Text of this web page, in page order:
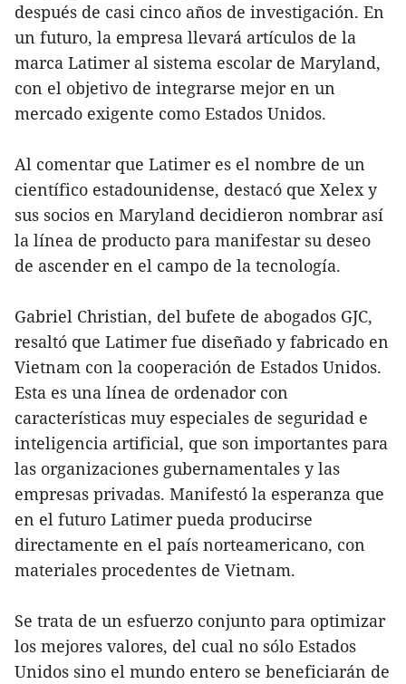
después de casi cinco años de investigación. En
un futuro, la empresa llevará artículos de la
marca Latimer al sistema escolar de Maryland,
con el objetivo de integrarse mejor en un
mercado exigente como Estados Unidos.
Al comentar que Latimer es el nombre de un
científico estadounidense, destacó que Xelex y
sus socios en Maryland decidieron nombrar así
la línea de producto para manifestar su deseo
de ascender en el campo de la tecnología.
Gabriel Christian, del bufete de abogados GJC,
resaltó que Latimer fue diseñado y fabricado en
Vietnam con la cooperación de Estados Unidos.
Esta es una línea de ordenador con
características muy especiales de seguridad e
inteligencia artificial, que son importantes para
las organizaciones gubernamentales y las
empresas privadas. Manifestó la esperanza que
en el futuro Latimer pueda producirse
directamente en el país norteamericano, con
materiales procedentes de Vietnam.
Se trata de un esfuerzo conjunto para optimizar
los mejores valores, del cual no sólo Estados
Unidos sino el mundo entero se beneficiarán de